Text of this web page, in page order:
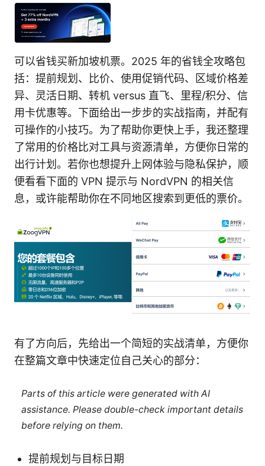
可以省钱买新加坡机票。2025 年的省钱全攻略包
括：提前规划、比价、使用促销代码、区域价格差
异、灵活日期、转机 versus 直飞、里程/积分、信
用卡优惠等。下面给出一步步的实战指南，并配有
可操作的小技巧。为了帮助你更快上手，我还整理
了常用的价格比对工具与资源清单，方便你日常的
出行计划。若你也想提升上网体验与隐私保护，顺
便看看下面的 VPN 提示与 NordVPN 的相关信
息，或许能帮助你在不同地区搜索到更低的票价。
有了方向后，先给出一个简短的实战清单，方便你
在整篇文章中快速定位自己关心的部分：
Parts of this article were generated with AI
assistance. Please double-check important details
before relying on them.
提前规划与目标日期